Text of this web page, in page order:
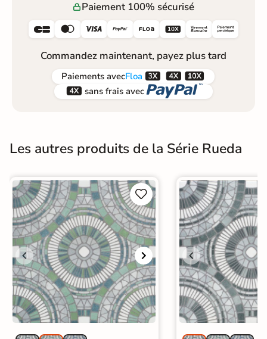
Paiement 100% sécurisé
     
Commandez maintenant, payez plus tard
Paiements avecFloa  
 sans frais avec 
Les autres produits de la Série Rueda

